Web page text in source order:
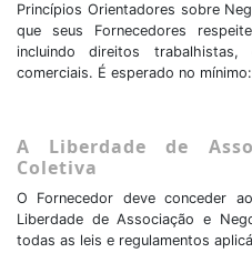
Princípios Orientadores sobre
que seus Fornecedores
incluindo direitos
comerciais. É esperado no mínimo:
A Liberdade de
Coletiva
O Fornecedor deve conceder
Liberdade de Associação e
todas as leis e regulamentos